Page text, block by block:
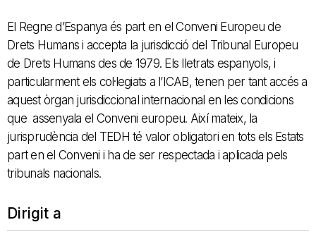
El Regne d’Espanya és part en el Conveni Europeu de
Drets Humans i accepta la jurisdicció del Tribunal Europeu
de Drets Humans des de 1979. Els lletrats espanyols, i
particularment els col·legiats a l’ICAB, tenen per tant accés a
aquest òrgan jurisdiccional internacional en les condicions
que assenyala el Conveni europeu. Així mateix, la
jurisprudència del TEDH té valor obligatori en tots els Estats
part en el Conveni i ha de ser respectada i aplicada pels
tribunals nacionals.
Dirigit a